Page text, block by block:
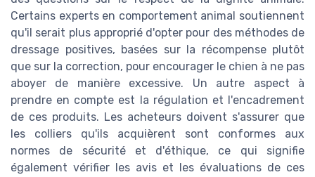
Certains experts en comportement animal soutiennent
qu'il serait plus approprié d'opter pour des méthodes de
dressage positives, basées sur la récompense plutôt
que sur la correction, pour encourager le chien à ne pas
aboyer de manière excessive. Un autre aspect à
prendre en compte est la régulation et l'encadrement
de ces produits. Les acheteurs doivent s'assurer que
les colliers qu'ils acquièrent sont conformes aux
normes de sécurité et d'éthique, ce qui signifie
également vérifier les avis et les évaluations de ces